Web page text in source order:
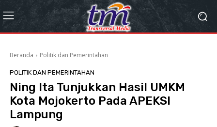
Beranda Politik dan Pemerintahan
POLITIK DAN PEMERINTAHAN
Ning Ita Tunjukkan Hasil UMKM
Kota Mojokerto Pada APEKSI
Lampung